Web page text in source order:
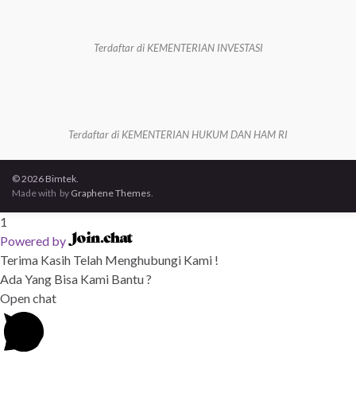
Terdaftar di KEMENTERIAN INVESTASI
Terdaftar di KEMENTERIAN HUKUM DAN HAM RI
© 2026 Bimtek.
Made with by Graphene Themes.
1
Powered by
Terima Kasih Telah Menghubungi Kami !
Ada Yang Bisa Kami Bantu ?
Open chat